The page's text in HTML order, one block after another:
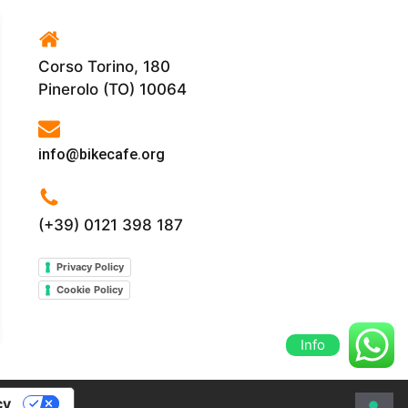
Corso Torino, 180
Pinerolo (TO) 10064
info@bikecafe.org
(+39) 0121 398 187
Privacy Policy
Cookie Policy
Info